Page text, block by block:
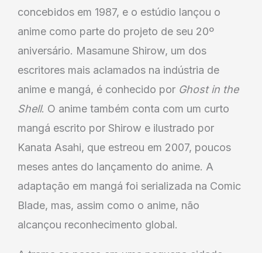
concebidos em 1987, e o estúdio lançou o
anime como parte do projeto de seu 20º
aniversário. Masamune Shirow, um dos
escritores mais aclamados na indústria de
anime e mangá, é conhecido por Ghost in the
Shell. O anime também conta com um curto
mangá escrito por Shirow e ilustrado por
Kanata Asahi, que estreou em 2007, poucos
meses antes do lançamento do anime. A
adaptação em mangá foi serializada na Comic
Blade, mas, assim como o anime, não
alcançou reconhecimento global.